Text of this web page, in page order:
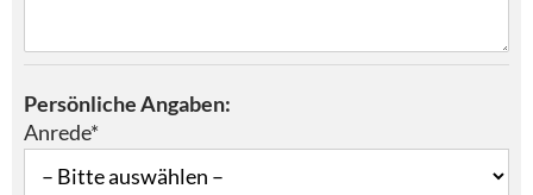
Persönliche Angaben:
Anrede*